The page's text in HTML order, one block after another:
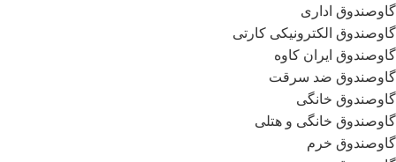
گاوصندوق اداری
گاوصندوق الکترونیکی کارتی
گاوصندوق ایران کاوه
گاوصندوق ضد سرقت
گاوصندوق خانگی
گاوصندوق خانگی و هتلی
گاوصندوق خرم